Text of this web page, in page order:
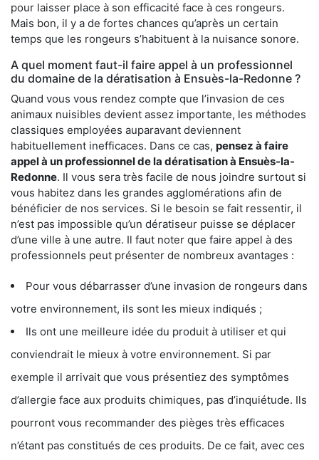
pour laisser place à son efficacité face à ces rongeurs.
Mais bon, il y a de fortes chances qu’après un certain
temps que les rongeurs s’habituent à la nuisance sonore.
A quel moment faut-il faire appel à un professionnel
du domaine de la dératisation à Ensuès-la-Redonne ?
Quand vous vous rendez compte que l’invasion de ces
animaux nuisibles devient assez importante, les méthodes
classiques employées auparavant deviennent
habituellement inefficaces. Dans ce cas, pensez à faire
appel à un professionnel de la dératisation à Ensuès-la-
Redonne. Il vous sera très facile de nous joindre surtout si
vous habitez dans les grandes agglomérations afin de
bénéficier de nos services. Si le besoin se fait ressentir, il
n’est pas impossible qu’un dératiseur puisse se déplacer
d’une ville à une autre. Il faut noter que faire appel à des
professionnels peut présenter de nombreux avantages :
Pour vous débarrasser d’une invasion de rongeurs dans
votre environnement, ils sont les mieux indiqués ;
Ils ont une meilleure idée du produit à utiliser et qui
conviendrait le mieux à votre environnement. Si par
exemple il arrivait que vous présentiez des symptômes
d’allergie face aux produits chimiques, pas d’inquiétude. Ils
pourront vous recommander des pièges très efficaces
n’étant pas constitués de ces produits. De ce fait, avec ces